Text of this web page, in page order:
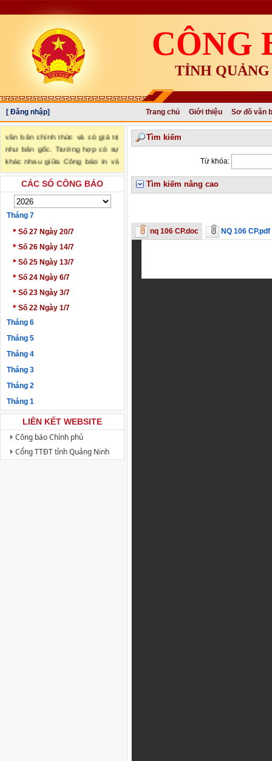
CÔNG
TỈNH
[ Đăng nhập] Trang chủ Giới thiệu
Sơ đồ văn
"Văn bản đăng trên Công báo là
văn bản chính thức và có giá trị
như bản gốc. Trường hợp có sự
khác nhau giữa Công báo in và
Công báo điện tử thì sử dụng
Công báo in làm căn cứ chính
thức." (trích Nghị định số
34/2016/NĐ-CP ngày 14/05/2016
của Chính phủ)
CÁC SỐ CÔNG BÁO
Tháng 7
‣ Số 27 Ngày 20/7
‣ Số 26 Ngày 14/7
‣ Số 25 Ngày 13/7
‣ Số 24 Ngày 6/7
‣ Số 23 Ngày 3/7
‣ Số 22 Ngày 1/7
Tháng 6
Tháng 5
Tháng 4
Tháng 3
Tháng 2
Tháng 1
LIÊN KẾT WEBSITE
Công báo Chính phủ
Cổng TTĐT tỉnh Quảng Ninh
Tìm kiếm
Từ khóa:
Tìm kiếm nâng cao
nq 106 CP.doc NQ 106 CP.pdf